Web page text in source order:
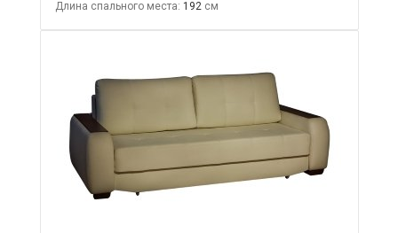
Длина спального места: 192